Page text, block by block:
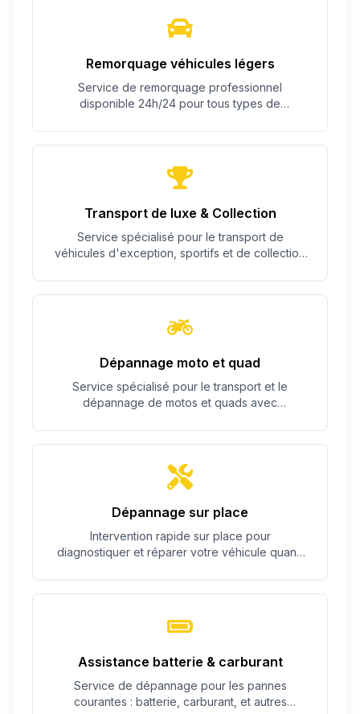
Remorquage véhicules légers
Service de remorquage professionnel
disponible 24h/24 pour tous types de
Transport de luxe & Collection
Service spécialisé pour le transport de
véhicules d'exception, sportifs et de collection
Dépannage moto et quad
Service spécialisé pour le transport et le
dépannage de motos et quads avec
Dépannage sur place
Intervention rapide sur place pour
diagnostiquer et réparer votre véhicule quand
Assistance batterie & carburant
Service de dépannage pour les pannes
courantes : batterie, carburant, et autres